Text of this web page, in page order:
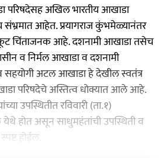
परिषदेसह अखिल भारतीय आखाडा
आहेत. प्रयागराज कुंभमेळ्यानंतर
चिंताजनक आहे. दशनामी आखाडा तसेच
व निर्मल आखाडा व दशनामी
सहयोगी अटल आखाडा हे देखील स्वतंत्र
परिषदेचे अस्तित्व धोक्यात आले आहे.
उपस्थितीत रविवारी (ता.१)
होत असून साधुमहंतांची उपस्थिती व
होईल.